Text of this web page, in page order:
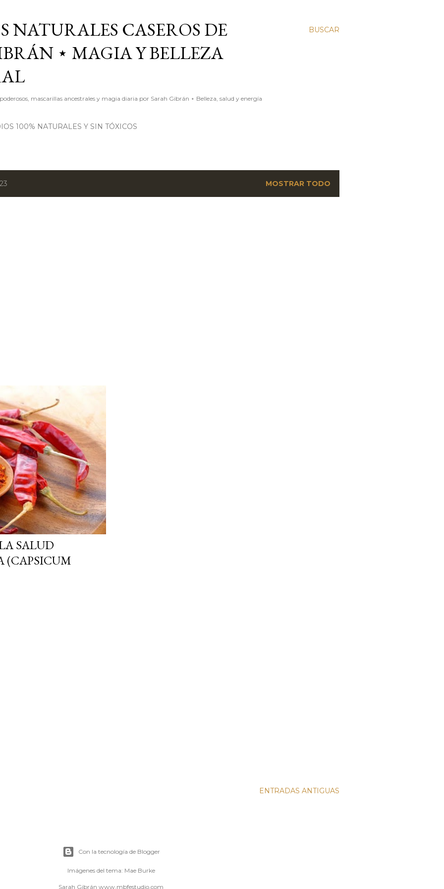
BUSCAR
NATURALES CASEROS DE
⋆ MAGIA Y BELLEZA
mascarillas ancestrales y magia diaria por Sarah Gibrán ⋆ Belleza, salud y energía
100% NATURALES Y SIN TÓXICOS
MOSTRAR TODO
SALUD
(CAPSICUM
ENTRADAS ANTIGUAS
Con la tecnología de Blogger
Imágenes del tema: Mae Burke
Sarah Gibrán www.mbfestudio.com